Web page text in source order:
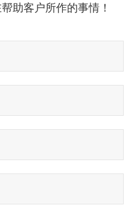
助客户所作的事情！